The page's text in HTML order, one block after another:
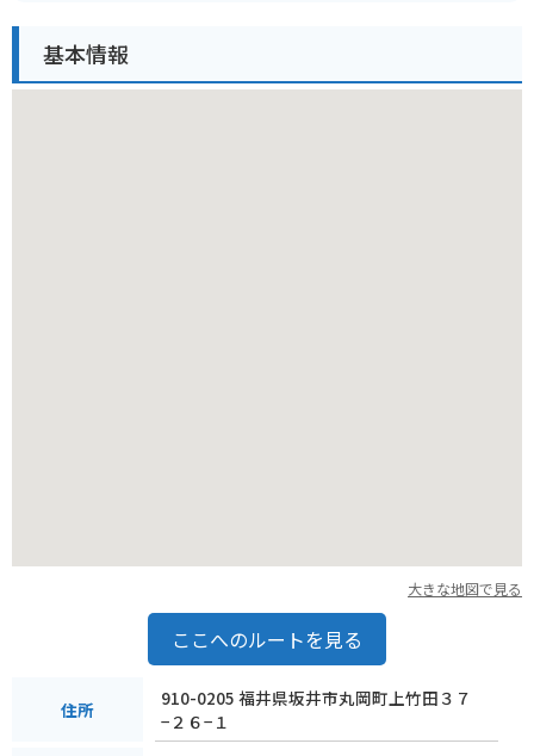
お店では、揚げたての油揚げを味わえるほか、豆腐や豆乳、ス
イーツなども販売しています。
基本情報
大きな地図で見る
ここへのルートを見る
住所
910-0205 福井県坂井市丸岡町上竹田３７
−２６−１